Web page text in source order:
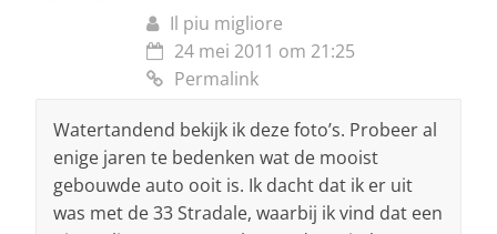
Il piu migliore
24 mei 2011 om 21:25
Permalink
Watertandend bekijk ik deze foto’s. Probeer al
enige jaren te bedenken wat de mooist
gebouwde auto ooit is. Ik dacht dat ik er uit
was met de 33 Stradale, waarbij ik vind dat een